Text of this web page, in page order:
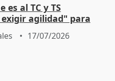
es al TC y TS
agilidad" para
17/07/2026